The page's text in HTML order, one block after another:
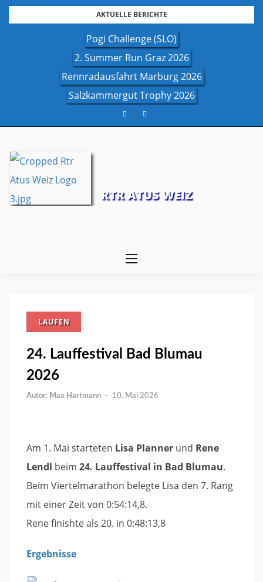
Skip
AKTUELLE BERICHTE
Pogi Challenge (SLO)
2. Summer Run Graz 2026
Rennradausfahrt Marburg 2026
Salzkammergut Trophy 2026
RTR ATUS WEIZ
LAUFEN
24. Lauffestival Bad Blumau
2026
Max Hartmann - 10. Mai 2026
Am 1. Mai starteten Lisa Planner und Rene
Lendl beim 24. Lauffestival in Bad Blumau.
Beim Viertelmarathon belegte Lisa den 7. Rang
mit einer Zeit von 0:54:14,8.
Rene finishte als 20. in 0:48:13,8
Ergebnisse